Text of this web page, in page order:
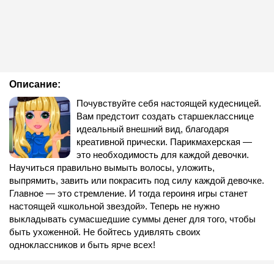
Описание:
Почувствуйте себя настоящей кудесницей.
Вам предстоит создать старшекласснице
идеальный внешний вид, благодаря
креативной прически. Парикмахерская —
это необходимость для каждой девочки.
Научиться правильно вымыть волосы, уложить,
выпрямить, завить или покрасить под силу каждой девочке.
Главное — это стремление. И тогда героиня игры станет
настоящей «школьной звездой». Теперь не нужно
выкладывать сумасшедшие суммы денег для того, чтобы
быть ухоженной. Не бойтесь удивлять своих
одноклассников и быть ярче всех!